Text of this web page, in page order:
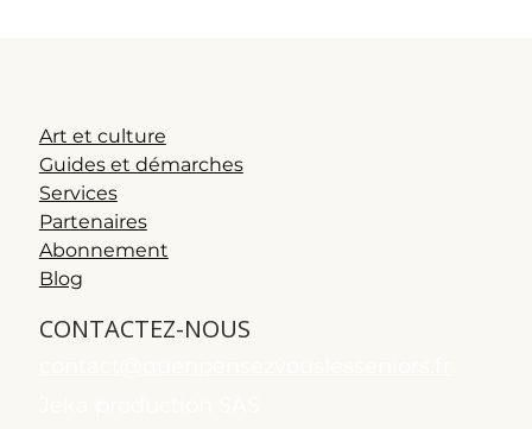
CONTACTEZ-NOUS
Art et culture
Guides et démarches
Services
Partenaires
Abonnement
Blog